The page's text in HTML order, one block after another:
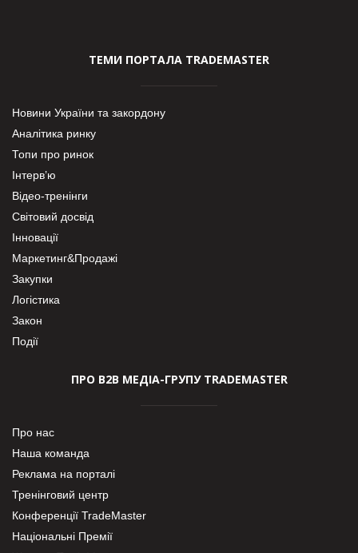
ТЕМИ ПОРТАЛА TRADEMASTER
Новини України та закордону
Аналітика ринку
Топи про ринок
Інтерв’ю
Відео-тренінги
Світовий досвід
Інновації
Маркетинг&Продажі
Закупки
Логістика
Закон
Події
ПРО В2В МЕДІА-ГРУПУ TRADEMASTER
Про нас
Наша команда
Реклама на порталі
Тренінговий центр
Конференції TradeMaster
Національні Премії